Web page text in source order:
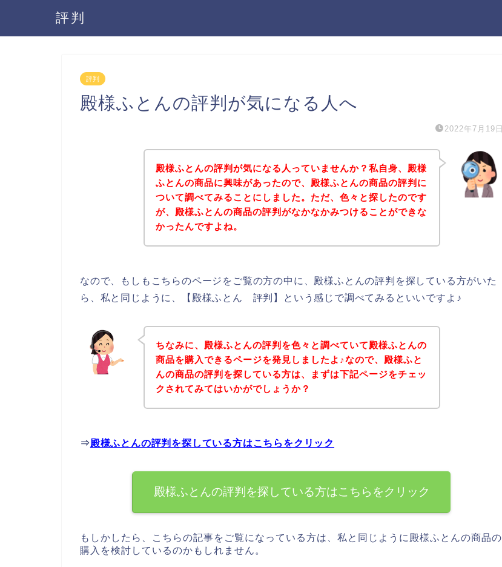
評判
評判
殿様ふとんの評判が気になる人へ
2022年7月19日
殿様ふとんの評判が気になる人っていませんか？私自身、殿様
ふとんの商品に興味があったので、殿様ふとんの商品の評判に
ついて調べてみることにしました。ただ、色々と探したのです
が、殿様ふとんの商品の評判がなかなかみつけることができな
かったんですよね。
なので、もしもこちらのページをご覧の方の中に、殿様ふとんの評判を探している方がいた
ら、私と同じように、【殿様ふとん 評判】という感じで調べてみるといいですよ♪
ちなみに、殿様ふとんの評判を色々と調べていて殿様ふとんの
商品を購入できるページを発見しましたよ♪なので、殿様ふと
んの商品の評判を探している方は、まずは下記ページをチェッ
クされてみてはいかがでしょうか？
⇒殿様ふとんの評判を探している方はこちらをクリック
殿様ふとんの評判を探している方はこちらをクリック
もしかしたら、こちらの記事をご覧になっている方は、私と同じように殿様ふとんの商品の
購入を検討しているのかもしれません。